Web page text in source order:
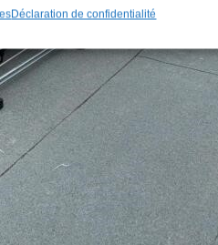
Déclaration de confidentialité